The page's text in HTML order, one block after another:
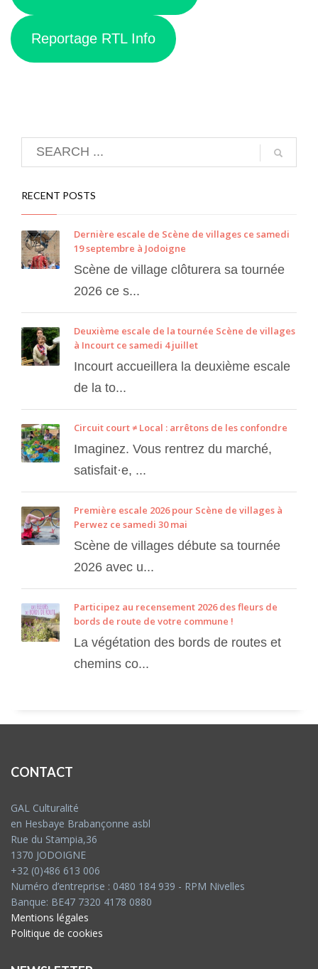
Reportage RTL Info
RECENT POSTS
Dernière escale de Scène de villages ce samedi
19 septembre à Jodoigne
Scène de village clôturera sa tournée
2026 ce s...
Deuxième escale de la tournée Scène de villages
à Incourt ce samedi 4 juillet
Incourt accueillera la deuxième escale
de la to...
Circuit court ≠ Local : arrêtons de les confondre
Imaginez. Vous rentrez du marché,
satisfait·e, ...
Première escale 2026 pour Scène de villages à
Perwez ce samedi 30 mai
Scène de villages débute sa tournée
2026 avec u...
Participez au recensement 2026 des fleurs de
bords de route de votre commune !
La végétation des bords de routes et
chemins co...
CONTACT
GAL Culturalité
en Hesbaye Brabançonne asbl
Rue du Stampia,36
1370 JODOIGNE
+32 (0)486 613 006
Numéro d’entreprise : 0480 184 939 - RPM Nivelles
Banque: BE47 7320 4178 0880
Mentions légales
Politique de cookies